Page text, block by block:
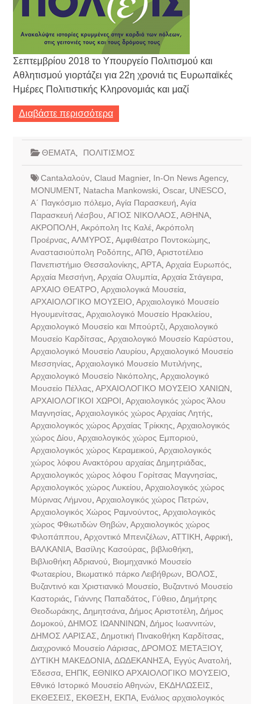
Σεπτεμβρίου 2018 το Υπουργείο Πολιτισμού και
Αθλητισμού γιορτάζει για 22η χρονιά τις Ευρωπαϊκές
Ημέρες Πολιτιστικής Κληρονομιάς και μαζί
Διαβάστε περισσότερα
ΘΕΜΑΤΑ, ΠΟΛΙΤΙΣΜΟΣ
Cantaλαλούν, Claud Magnier, In-On News Agency,
MONUMENT, Natacha Mankowski Oscar, UNESCO
Α΄ Παγκόσμιο πόλεμο Αγία Παρασκευή Αγία
Παρασκευή Λέσβου ΑΓΙΟΣ ΝΙΚΟΛΑΟΣ ΑΘΗΝΑ,
ΑΚΡΟΠΟΛΗ Ακρόπολη Ιτς Καλέ, Ακρόπολη
Προέρνας ΑΛΜΥΡΟΣ Αμφιθέατρο Ποντοκώμης
Αναστασιούπολη Ροδόπης ΑΠΘ Αριστοτέλειο
Πανεπιστήμιο Θεσσαλονίκης ΑΡΤΑ, Αρχαία Ευρωπός
Αρχαία Μεσσήνη Αρχαία Ολυμπία, Αρχαία Στάγειρα,
ΑΡΧΑΙΟ ΘΕΑΤΡΟ Αρχαιολογικά Μουσεία,
ΑΡΧΑΙΟΛΟΓΙΚΟ ΜΟΥΣΕΙΟ Αρχαιολογικό Μουσείο
Ηγουμενίτσας Αρχαιολογικό Μουσείο Ηρακλείου
Αρχαιολογικό Μουσείο και Μπούρτζι, Αρχαιολογικό
Μουσείο Καρδίτσας Αρχαιολογικό Μουσείο Καρύστου
Αρχαιολογικό Μουσείο Λαυρίου Αρχαιολογικό Μουσείο
Μεσσηνίας Αρχαιολογικό Μουσείο Μυτιλήνης
Αρχαιολογικό Μουσείο Νικόπολης Αρχαιολογικό
Μουσείο Πέλλας ΑΡΧΑΙΟΛΟΓΙΚΟ ΜΟΥΣΕΙΟ ΧΑΝΙΩΝ
ΑΡΧΑΙΟΛΟΓΙΚΟΙ ΧΩΡΟΙ Αρχαιολογικός χώρος Άλου
Μαγνησίας Αρχαιολογικός χώρος Αρχαίας Λητής
Αρχαιολογικός χώρος Αρχαίας Τρίκκης Αρχαιολογικός
χώρος Δίου Αρχαιολογικός χώρος Εμποριού
Αρχαιολογικός χώρος Κεραμεικού Αρχαιολογικός
χώρος λόφου Ανακτόρου αρχαίας Δημητριάδας
Αρχαιολογικός χώρος λόφου Γορίτσας Μαγνησίας
Αρχαιολογικός χώρος Λυκείου Αρχαιολογικός χώρος
Μύρινας Λήμνου Αρχαιολογικός χώρος Πετρών,
Αρχαιολογικός Χώρος Ραμνούντος Αρχαιολογικός
χώρος Φθιωτιδών Θηβών, Αρχαιολογικός χώρος
Φιλοπάππου Αρχοντικό Μπενιζέλων, ΑΤΤΙΚΗ Αφρική
ΒΑΛΚΑΝΙΑ, Βασίλης Κασούρας βιβλιοθήκη
Βιβλιοθήκη Αδριανού
Βιομηχανικό Μουσείο
Φωταερίου
Βιωματικό πάρκο Λειβήθρων, ΒΟΛΟΣ
Βυζαντινό και Χριστιανικό Μουσείο
Βυζαντινό Μουσείο
Καστοριάς
Γιάννης Παπαδάτος Γύθειο Δημήτρης
Θεοδωράκης Δημητσάνα, Δήμος Αριστοτέλη Δήμος
Δομοκού ΔΗΜΟΣ ΙΩΑΝΝΙΝΩΝ Δήμος Ιωαννιτών,
ΔΗΜΟΣ ΛΑΡΙΣΑΣ Δημοτική Πινακοθήκη Καρδίτσας
Διαχρονικό Μουσείο Λάρισας ΔΡΟΜΟΣ ΜΕΤΑΞΙΟΥ,
ΔΥΤΙΚΗ ΜΑΚΕΔΟΝΙΑ, ΔΩΔΕΚΑΝΗΣΑ, Εγγύς Ανατολή
Έδεσσα, ΕΗΠΚ, ΕΘΝΙΚΟ ΑΡΧΑΙΟΛΟΓΙΚΟ ΜΟΥΣΕΙΟ
Εθνικό Ιστορικό Μουσείο Αθηνών, ΕΚΔΗΛΩΣΕΙΣ
ΕΚΘΕΣΕΙΣ
ΕΚΘΕΣΗ ΕΚΠΑ, Ενάλιος αρχαιολογικός